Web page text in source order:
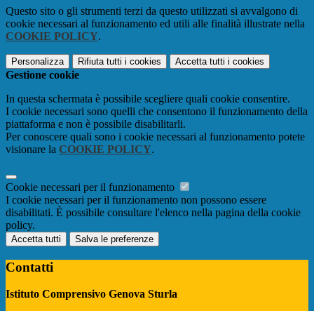
Questo sito o gli strumenti terzi da questo utilizzati si avvalgono di
cookie necessari al funzionamento ed utili alle finalità illustrate nella
COOKIE POLICY.
Personalizza Rifiuta tutti i cookies Accetta tutti i cookies
Gestione cookie
In questa schermata è possibile scegliere quali cookie consentire.
I cookie necessari sono quelli che consentono il funzionamento della
piattaforma e non è possibile disabilitarli.
Per conoscere quali sono i cookie necessari al funzionamento potete
visionare la COOKIE POLICY.
Cookie necessari per il funzionamento
I cookie necessari per il funzionamento non possono essere
disabilitati. È possibile consultare l'elenco nella pagina della cookie
policy.
Accetta tutti Salva le preferenze
Contatti
Istituto Comprensivo Genova Sturla